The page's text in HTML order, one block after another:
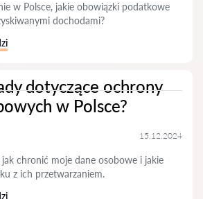
w Polsce, jakie obowiązki podatkowe
dochodami?
dotyczące ochrony
w Polsce?
15.12.2024
jak chronić moje dane osobowe i jakie
z ich przetwarzaniem.